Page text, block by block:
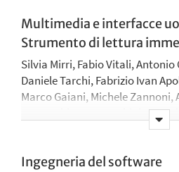
Multimedia e interfacce
Strumento di lettura
Silvia Mirri, Fabio Vitali,
Daniele Tarchi, Fabrizio Ivan
Marco Gaiani, Michele Zannoni,
De Marchi, Luca Foschini,
Ingegneria del software